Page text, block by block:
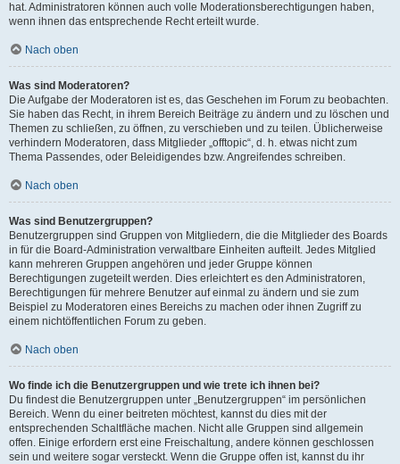
hat. Administratoren können auch volle Moderationsberechtigungen haben,
wenn ihnen das entsprechende Recht erteilt wurde.
Nach oben
Was sind Moderatoren?
Die Aufgabe der Moderatoren ist es, das Geschehen im Forum zu beobachten.
Sie haben das Recht, in ihrem Bereich Beiträge zu ändern und zu löschen und
Themen zu schließen, zu öffnen, zu verschieben und zu teilen. Üblicherweise
verhindern Moderatoren, dass Mitglieder „offtopic“, d. h. etwas nicht zum
Thema Passendes, oder Beleidigendes bzw. Angreifendes schreiben.
Nach oben
Was sind Benutzergruppen?
Benutzergruppen sind Gruppen von Mitgliedern, die die Mitglieder des Boards
in für die Board-Administration verwaltbare Einheiten aufteilt. Jedes Mitglied
kann mehreren Gruppen angehören und jeder Gruppe können
Berechtigungen zugeteilt werden. Dies erleichtert es den Administratoren,
Berechtigungen für mehrere Benutzer auf einmal zu ändern und sie zum
Beispiel zu Moderatoren eines Bereichs zu machen oder ihnen Zugriff zu
einem nichtöffentlichen Forum zu geben.
Nach oben
Wo finde ich die Benutzergruppen und wie trete ich ihnen bei?
Du findest die Benutzergruppen unter „Benutzergruppen“ im persönlichen
Bereich. Wenn du einer beitreten möchtest, kannst du dies mit der
entsprechenden Schaltfläche machen. Nicht alle Gruppen sind allgemein
offen. Einige erfordern erst eine Freischaltung, andere können geschlossen
sein und weitere sogar versteckt. Wenn die Gruppe offen ist, kannst du ihr